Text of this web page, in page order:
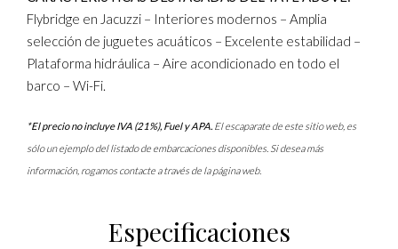
Flybridge en Jacuzzi – Interiores modernos – Amplia
selección de juguetes acuáticos – Excelente estabilidad –
Plataforma hidráulica – Aire acondicionado en todo el
barco – Wi-Fi.
*El precio no incluye IVA (21%), Fuel y APA. El escaparate de este sitio web, es
sólo un ejemplo del listado de embarcaciones disponibles. Si desea más
información, rogamos contacte a través de la página web.
Especificaciones